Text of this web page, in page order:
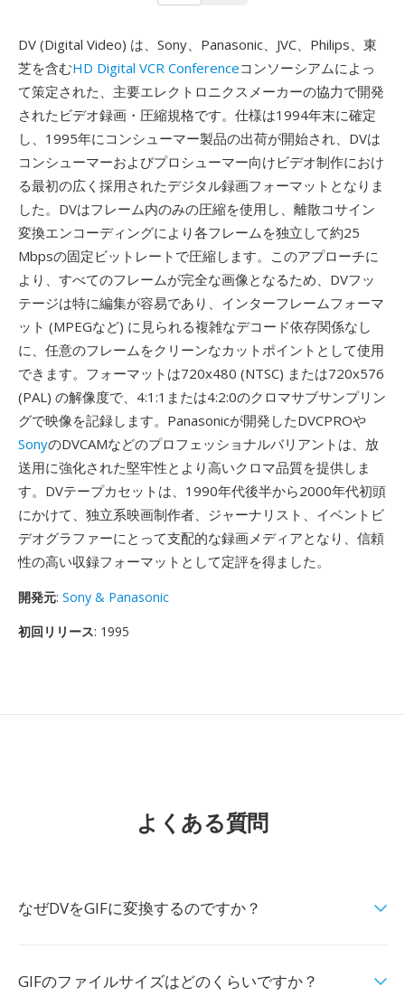
DV (Digital Video) は、Sony、Panasonic、JVC、Philips、東
芝を含むHD Digital VCR Conferenceコンソーシアムによっ
て策定された、主要エレクトロニクスメーカーの協力で開発
されたビデオ録画・圧縮規格です。仕様は1994年末に確定
し、1995年にコンシューマー製品の出荷が開始され、DVは
コンシューマーおよびプロシューマー向けビデオ制作におけ
る最初の広く採用されたデジタル録画フォーマットとなりま
した。DVはフレーム内のみの圧縮を使用し、離散コサイン
変換エンコーディングにより各フレームを独立して約25
Mbpsの固定ビットレートで圧縮します。このアプローチに
より、すべてのフレームが完全な画像となるため、DVフッ
テージは特に編集が容易であり、インターフレームフォーマ
ット (MPEGなど) に見られる複雑なデコード依存関係なし
に、任意のフレームをクリーンなカットポイントとして使用
できます。フォーマットは720x480 (NTSC) または720x576
(PAL) の解像度で、4:1:1または4:2:0のクロマサブサンプリン
グで映像を記録します。Panasonicが開発したDVCPROや
SonyのDVCAMなどのプロフェッショナルバリアントは、放
送用に強化された堅牢性とより高いクロマ品質を提供しま
す。DVテープカセットは、1990年代後半から2000年代初頭
にかけて、独立系映画制作者、ジャーナリスト、イベントビ
デオグラファーにとって支配的な録画メディアとなり、信頼
性の高い収録フォーマットとして定評を得ました。
開発元: Sony & Panasonic
初回リリース: 1995
よくある質問
なぜDVをGIFに変換するのですか？
GIFのファイルサイズはどのくらいですか？